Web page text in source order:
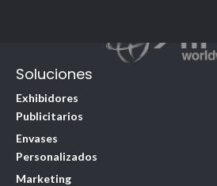
Soluciones
Exhibidores
Publicitarios
Envases
Personalizados
Marketing